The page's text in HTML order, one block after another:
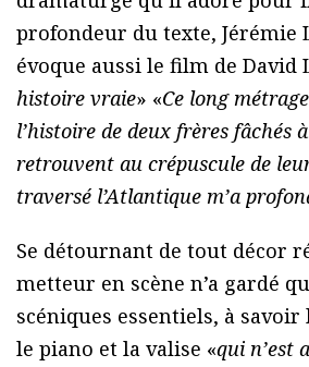
profondeur du texte, Jérémie
évoque aussi le film de David
histoire vraie» «Ce long
l’histoire de deux frères fâchés
retrouvent au crépuscule de
traversé l’Atlantique m’a
Se détournant de tout décor
metteur en scène n’a gardé
scéniques essentiels, à savoir
le piano et la valise «qui n’est